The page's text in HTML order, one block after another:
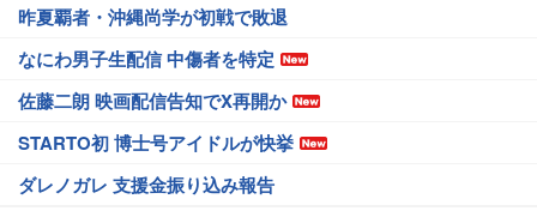
昨夏覇者・沖縄尚学が初戦で敗退
なにわ男子生配信 中傷者を特定
佐藤二朗 映画配信告知でX再開か
STARTO初 博士号アイドルが快挙
ダレノガレ 支援金振り込み報告